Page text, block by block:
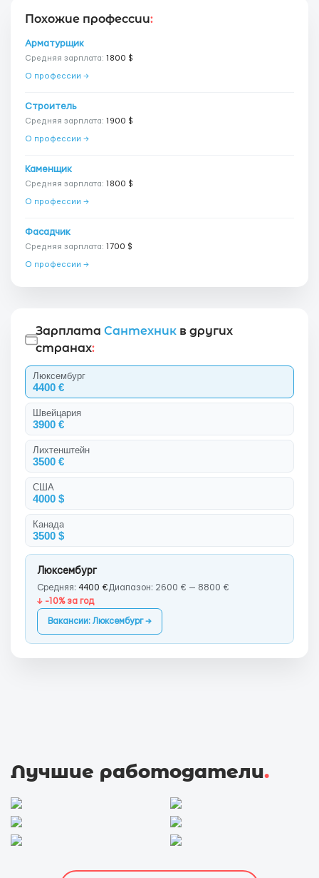
Похожие профессии:
Арматурщик
Средняя зарплата: 1800 $
О профессии →
Строитель
Средняя зарплата: 1900 $
О профессии →
Каменщик
Средняя зарплата: 1800 $
О профессии →
Фасадчик
Средняя зарплата: 1700 $
О профессии →
Зарплата Сантехник в других
странах:
Люксембург
4400 €
Швейцария
3900 €
Лихтенштейн
3500 €
США
4000 $
Канада
3500 $
Люксембург
Средняя: 4400 € Диапазон: 2600 € — 8800 €
↓ -10% за год
Вакансии: Люксембург →
Лучшие работодатели.